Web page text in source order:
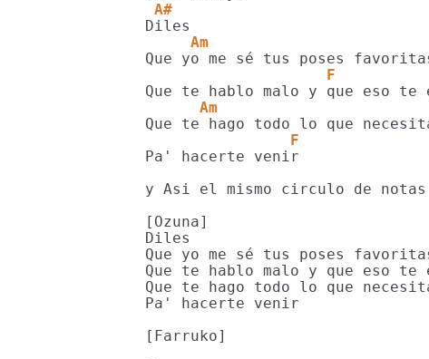
A#
Am
F
Am
                F
Pa' hacerte venir
y Asi el mismo circulo de
[Ozuna]
Diles
Que yo me sé tus poses
Que te hablo malo y que eso te
Que te hago todo lo que
Pa' hacerte venir
[Farruko]